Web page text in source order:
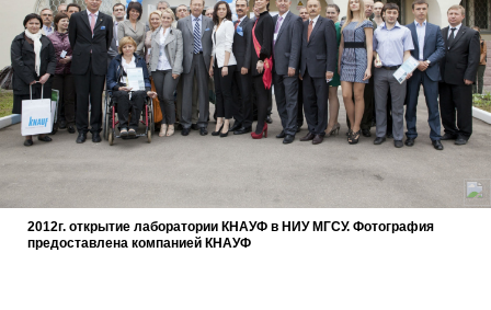
2012г. открытие лаборатории КНАУФ в НИУ МГСУ. Фотография
предоставлена компанией КНАУФ